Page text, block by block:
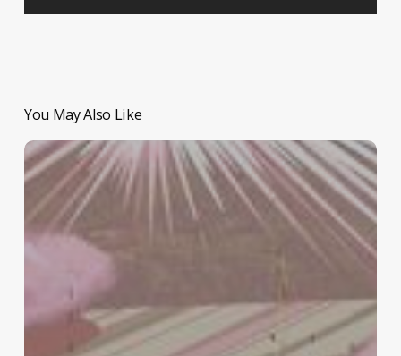
You May Also Like